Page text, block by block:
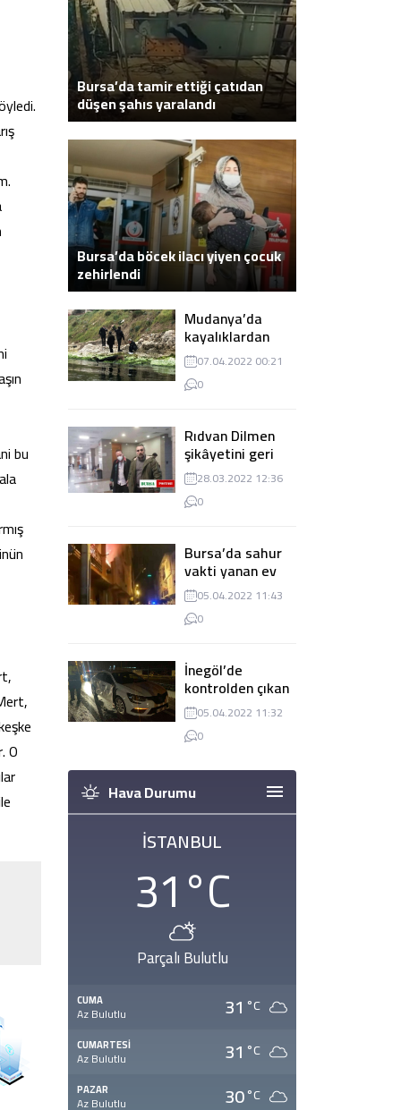
bu
O
Bursa’da tamir ettiği çatıdan
düşen şahıs yaralandı
Bursa’da böcek ilacı yiyen çocuk
zehirlendi
Mudanya’da
kayalıklardan
atlayarak intihar
eden genç ölü
bulundu
07.04.2022 00:21
0
Rıdvan Dilmen
şikâyetini geri
çekti, dava
düşürüldü
28.03.2022 12:36
0
Bursa’da sahur
vakti yanan ev
panik
yaşanmasına
sebep oldu
05.04.2022 11:43
0
İnegöl’de
kontrolden çıkan
tır 2 otomobile
çarptı
05.04.2022 11:32
0
Hava Durumu
İSTANBUL
31°C
Parçalı Bulutlu
CUMA
Az Bulutlu 31 °C
CUMARTESI
Az Bulutlu 31 °C
PAZAR
Az Bulutlu 30°C